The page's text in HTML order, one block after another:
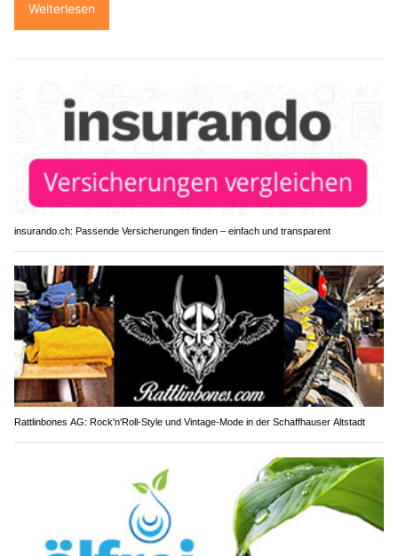
Weiterlesen
insurando.ch: Passende Versicherungen finden – einfach und transparent
Rattlinbones AG: Rock'n'Roll-Style und Vintage-Mode in der Schaffhauser Altstadt